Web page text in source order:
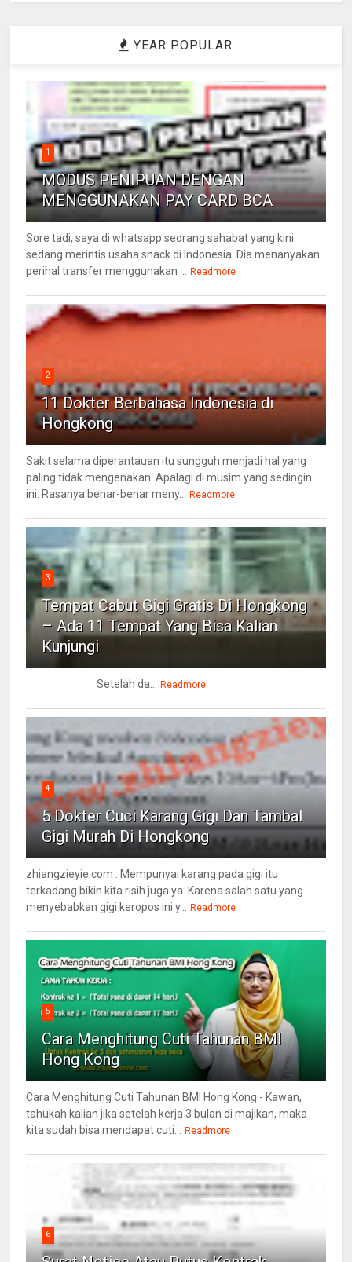
YEAR POPULAR
1
MODUS PENIPUAN DENGAN
MENGGUNAKAN PAY CARD BCA
Sore tadi, saya di whatsapp seorang sahabat yang kini
sedang merintis usaha snack di Indonesia. Dia menanyakan
perihal transfer menggunakan ... Readmore
2
11 Dokter Berbahasa Indonesia di
Hongkong
Sakit selama diperantauan itu sungguh menjadi hal yang
paling tidak mengenakan. Apalagi di musim yang sedingin
ini. Rasanya benar-benar meny... Readmore
3
Tempat Cabut Gigi Gratis Di Hongkong
– Ada 11 Tempat Yang Bisa Kalian
Kunjungi
Setelah da... Readmore
4
5 Dokter Cuci Karang Gigi Dan Tambal
Gigi Murah Di Hongkong
zhiangzieyie.com : Mempunyai karang pada gigi itu
terkadang bikin kita risih juga ya. Karena salah satu yang
menyebabkan gigi keropos ini y... Readmore
5
Cara Menghitung Cuti Tahunan BMI
Hong Kong
Cara Menghitung Cuti Tahunan BMI Hong Kong - Kawan,
tahukah kalian jika setelah kerja 3 bulan di majikan, maka
kita sudah bisa mendapat cuti... Readmore
6